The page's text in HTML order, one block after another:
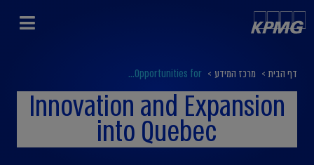
דף הבית > מרכז המידע >
Opportunities for...
Innovation and Expansion
into Quebec